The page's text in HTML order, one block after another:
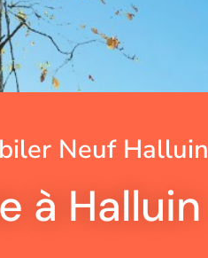
Neuf Halluin
à Halluin